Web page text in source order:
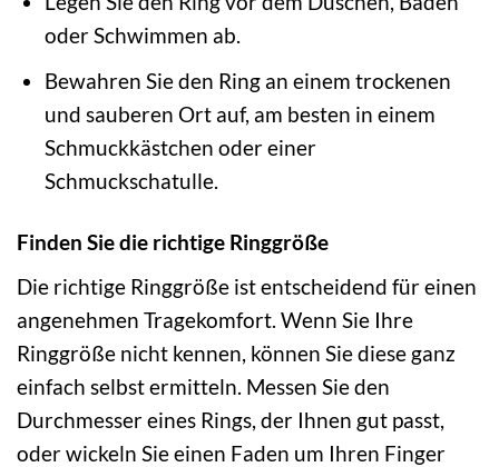
oder Schwimmen ab.
Bewahren Sie den Ring an einem trockenen
und sauberen Ort auf, am besten in einem
Schmuckkästchen oder einer
Schmuckschatulle.
Finden Sie die richtige Ringgröße
Die richtige Ringgröße ist entscheidend für einen
angenehmen Tragekomfort. Wenn Sie Ihre
Ringgröße nicht kennen, können Sie diese ganz
einfach selbst ermitteln. Messen Sie den
Durchmesser eines Rings, der Ihnen gut passt,
oder wickeln Sie einen Faden um Ihren Finger